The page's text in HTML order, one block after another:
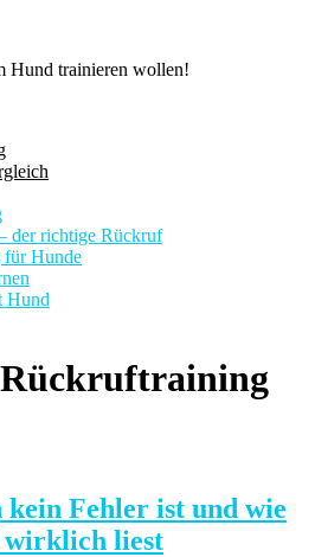
Hund trainieren wollen!
der richtige Rückruf
Hunde
Hund
Rückruftraining
Fehler ist und wie
wirklich liest